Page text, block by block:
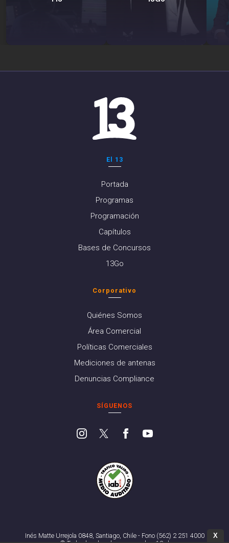
El 13
Portada
Programas
Programación
Capítulos
Bases de Concursos
13Go
Corporativo
Quiénes Somos
Área Comercial
Políticas Comerciales
Mediciones de antenas
Denuncias Compliance
SÍGUENOS
Inés Matte Urrejola 0848, Santiago, Chile - Fono (562) 2 251 4000
X